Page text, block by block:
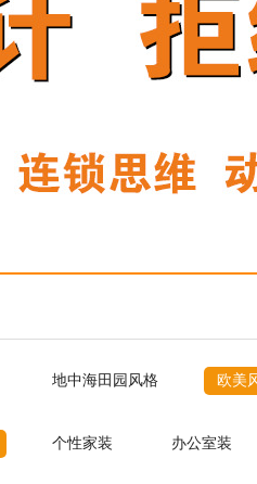
地中海田园风格 欧美
个性家装 办公室装